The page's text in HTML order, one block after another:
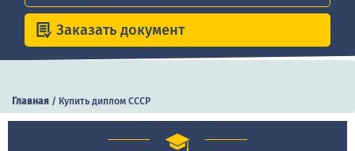
Заказать документ
Главная / Купить диплом СССР